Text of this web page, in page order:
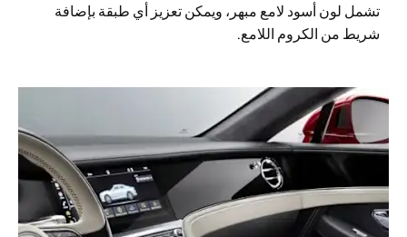
تشمل لون أسود لامع مبهر، ويمكن تعزيز أي طبقة بإضافة
شريط من الكروم اللامع.